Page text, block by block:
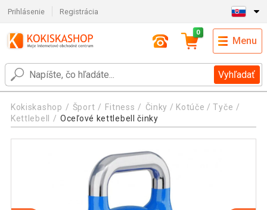
Prihlásenie Registrácia
Vyhľadať
0
Menu
Kokiskashop Šport Fitness
Činky / Kotúče / Tyče
Kettlebell
Oceľové kettlebell činky